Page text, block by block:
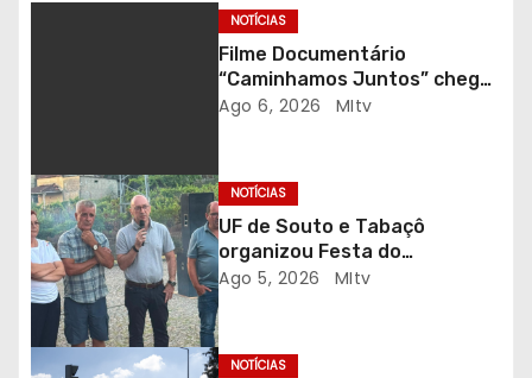
r
t
i
g
NOTÍCIAS
Filme Documentário
“Caminhamos Juntos” chega
ao Auditório do C.E.R. Vagos
Ago 6, 2026 MItv
NOTÍCIAS
UF de Souto e Tabaçô
organizou Festa do
Emigrante
Ago 5, 2026 MItv
NOTÍCIAS